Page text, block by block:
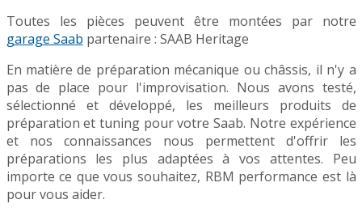
Toutes les pièces peuvent être montées par notre
garage Saab partenaire : SAAB Heritage
En matière de préparation mécanique ou châssis, il n'y a
pas de place pour l'improvisation. Nous avons testé,
sélectionné et développé, les meilleurs produits de
préparation et tuning pour votre Saab. Notre expérience
et nos connaissances nous permettent d'offrir les
préparations les plus adaptées à vos attentes. Peu
importe ce que vous souhaitez, RBM performance est là
pour vous aider.